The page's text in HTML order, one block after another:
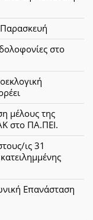
στο
μέλους της
στο ΠΑ.ΠΕΙ.
ις 31
Επανάσταση